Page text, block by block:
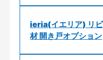
ieria(イエリア) リ
材 開き戸オプション